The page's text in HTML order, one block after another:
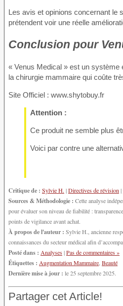
Les avis et opinions concernant le
prétendent voir une réelle
Conclusion pour
« Venus Medical » est un système
la chirurgie mammaire qui coûte
Site Officiel : www.shytobuy.fr
Attention :
Ce produit ne semble plus
Voici par contre une
Critique de : Sylvie H. |Directives de révision|
Sources & Méthodologie : Cette analyse
pour évaluer son niveau de fiabilité :
points de vigilance avant achat.
À propos de l'auteur : Sylvie H., ancienne
connaissances du secteur médical afin
Posté dans : Analyses|Pas de commentaires »
Étiquettes : Augmentation Mammaire Beauté
Dernière mise à jour : le 25 septembre 2025.
Partager cet Article!